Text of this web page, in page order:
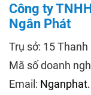
Công ty
Ngân Phát
Trụ sở: 15 Thanh
Mã số doanh
Email: